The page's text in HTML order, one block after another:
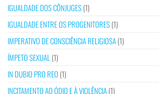
IGUALDADE DOS CÔNJUGES(1)
IGUALDADE ENTRE OS PROGENITORES(1)
IMPERATIVO DE CONSCIÊNCIA RELIGIOSA(1)
ÍMPETO SEXUAL (1)
IN DUBIO PRO REO (1)
INCITAMENTO AO ÓDIO E À VIOLÊNCIA(1)